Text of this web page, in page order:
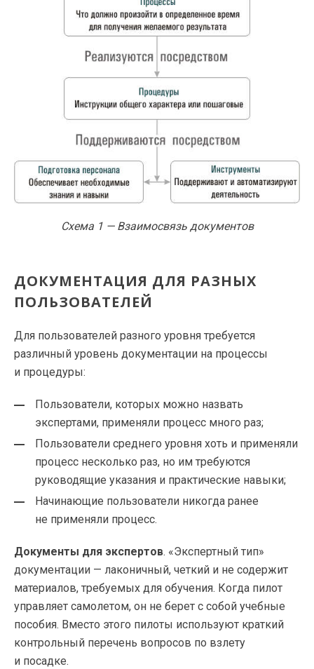
Схема 1 — Взаимосвязь документов
ДОКУМЕНТАЦИЯ ДЛЯ РАЗНЫХ
ПОЛЬЗОВАТЕЛЕЙ
Для пользователей разного уровня требуется
различный уровень документации на процессы
и процедуры:
Пользователи, которых можно назвать
экспертами, применяли процесс много раз;
Пользователи среднего уровня хоть и применяли
процесс несколько раз, но им требуются
руководящие указания и практические навыки;
Начинающие пользователи никогда ранее
не применяли процесс.
Документы для экспертов. «Экспертный тип»
документации — лаконичный, четкий и не содержит
материалов, требуемых для обучения. Когда пилот
управляет самолетом, он не берет с собой учебные
пособия. Вместо этого пилоты используют краткий
контрольный перечень вопросов по взлету
и посадке.